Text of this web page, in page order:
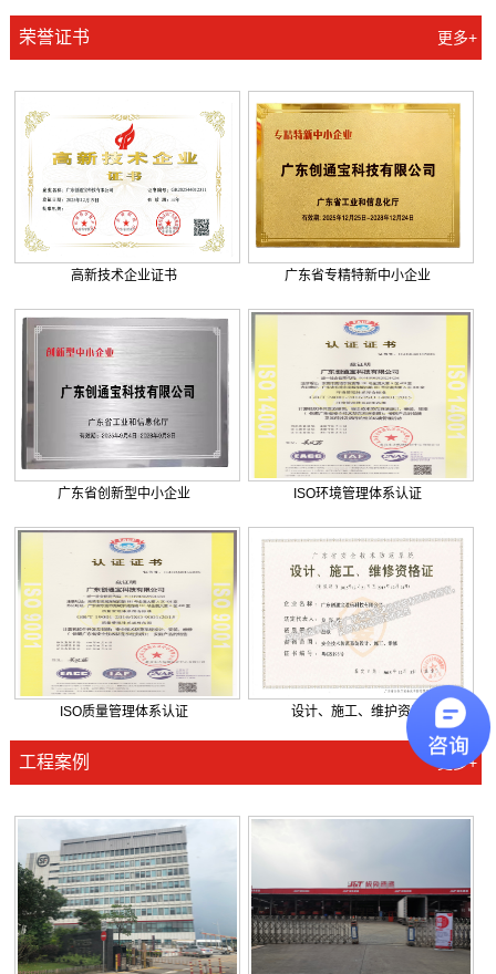
. 东莞市塘厦水霖学校弱电系统智...
. 九丰能源弱电系统智能化集成工...
. 广东外语外贸大学附设河源外国...
. 巨正源科技有限公司综合弱电智...
. 美盈森综合弱电智能化工程签约...
. 大朗环球商业广场弱电智能化工...
. 景泰花园弱电智能化工程
荣誉证书 更多+
高新技术企业证书 广东省专精特新中小企业
广东省创新型中小企业 ISO环境管理体系认证
ISO质量管理体系认证 设计、施工、维护资质
工程案例 更多+